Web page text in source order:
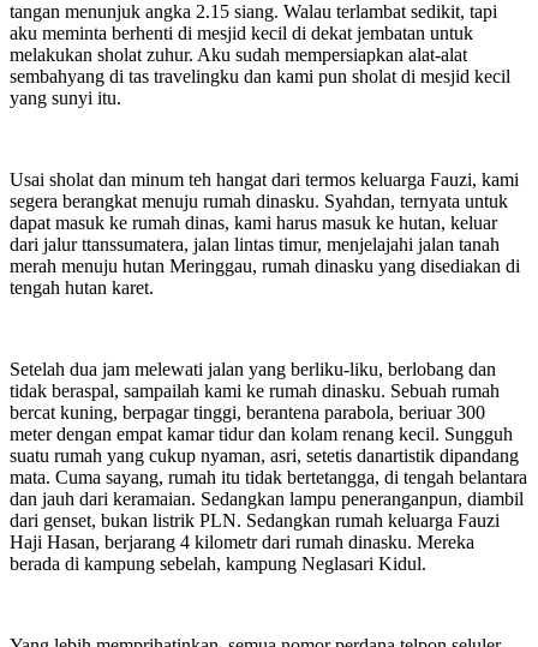
tangan menunjuk angka 2.15 siang. Walau terlambat sedikit, tapi
aku meminta berhenti di mesjid kecil di dekat jembatan untuk
melakukan sholat zuhur. Aku sudah mempersiapkan alat-alat
sembahyang di tas travelingku dan kami pun sholat di mesjid kecil
yang sunyi itu.
Usai sholat dan minum teh hangat dari termos keluarga Fauzi, kami
segera berangkat menuju rumah dinasku. Syahdan, ternyata untuk
dapat masuk ke rumah dinas, kami harus masuk ke hutan, keluar
dari jalur ttanssumatera, jalan lintas timur, menjelajahi jalan tanah
merah menuju hutan Meringgau, rumah dinasku yang disediakan di
tengah hutan karet.
Setelah dua jam melewati jalan yang berliku-liku, berlobang dan
tidak beraspal, sampailah kami ke rumah dinasku. Sebuah rumah
bercat kuning, berpagar tinggi, berantena parabola, beriuar 300
meter dengan empat kamar tidur dan kolam renang kecil. Sungguh
suatu rumah yang cukup nyaman, asri, setetis danartistik dipandang
mata. Cuma sayang, rumah itu tidak bertetangga, di tengah belantara
dan jauh dari keramaian. Sedangkan lampu peneranganpun, diambil
dari genset, bukan listrik PLN. Sedangkan rumah keluarga Fauzi
Haji Hasan, berjarang 4 kilometr dari rumah dinasku. Mereka
berada di kampung sebelah, kampung Neglasari Kidul.